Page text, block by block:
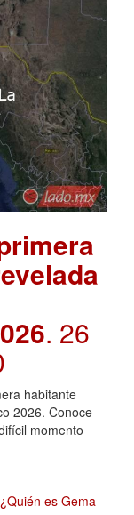
. 26
habitante
2026. Conoce
momento